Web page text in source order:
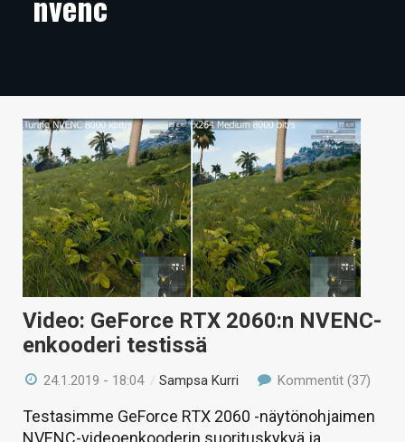
ARTIKKELIT
TECHBBS
TIETOA
HINTA.FI
KAUPPA
VAIHDA TEEMA
HAKU
Video: GeForce RTX 2060:n NVENC-
enkooderi testissä
24.1.2019 - 18:04 /Sampsa Kurri Kommentit (37)
Testasimme GeForce RTX 2060 -näytönohjaimen
NVENC-videoenkooderin suorituskykyä ja